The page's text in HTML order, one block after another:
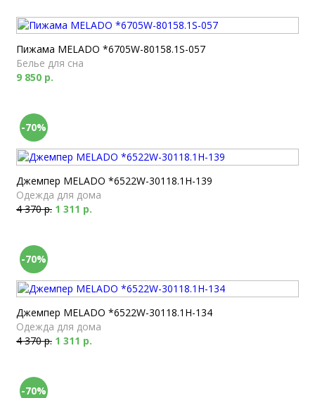
Пижама MELADO *6705W-80158.1S-057
Белье для сна
9 850 р.
-70%
Джемпер MELADO *6522W-30118.1H-139
Одежда для дома
4 370 р. 1 311 р.
-70%
Джемпер MELADO *6522W-30118.1H-134
Одежда для дома
4 370 р. 1 311 р.
-70%